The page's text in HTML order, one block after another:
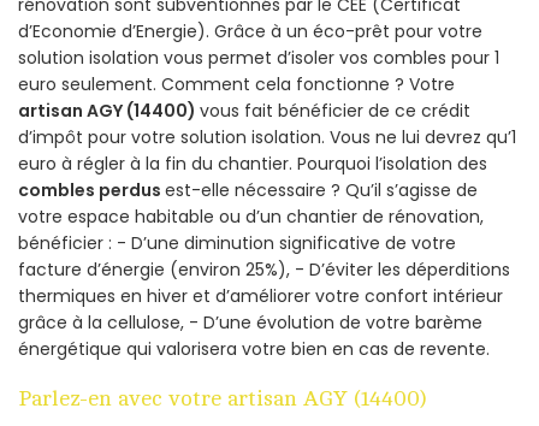
d’Economie d’Energie). Grâce à un éco-prêt pour votre
solution isolation vous permet d’isoler vos combles pour 1
euro seulement. Comment cela fonctionne ? Votre
artisan AGY (14400) vous fait bénéficier de ce crédit
d’impôt pour votre solution isolation. Vous ne lui devrez qu’1
euro à régler à la fin du chantier. Pourquoi l’isolation des
combles perdus est-elle nécessaire ? Qu’il s’agisse de
votre espace habitable ou d’un chantier de rénovation,
bénéficier : - D’une diminution significative de votre
facture d’énergie (environ 25%), - D’éviter les déperditions
thermiques en hiver et d’améliorer votre confort intérieur
grâce à la cellulose, - D’une évolution de votre barème
énergétique qui valorisera votre bien en cas de revente.
Parlez-en avec votre artisan AGY (14400)